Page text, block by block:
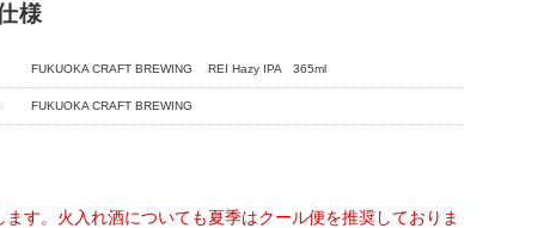
様
FUKUOKA CRAFT BREWING REI Hazy IPA 365ml
FUKUOKA CRAFT BREWING
す。火入れ酒についても夏季はクール便を推奨しておりま